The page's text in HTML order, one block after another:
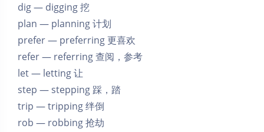
dig — digging 挖
plan — planning 计划
prefer — preferring 更喜欢
refer — referring 查阅，参考
let — letting 让
step — stepping 踩，踏
trip — tripping 绊倒
rob — robbing 抢劫